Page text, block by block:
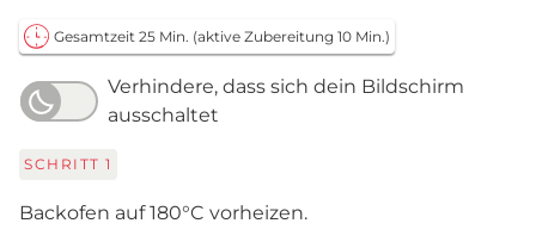
Gesamtzeit 25 Min. (aktive Zubereitung 10 Min.)
Verhindere, dass sich dein Bildschirm
ausschaltet
SCHRITT 1
Backofen auf 180°C vorheizen.